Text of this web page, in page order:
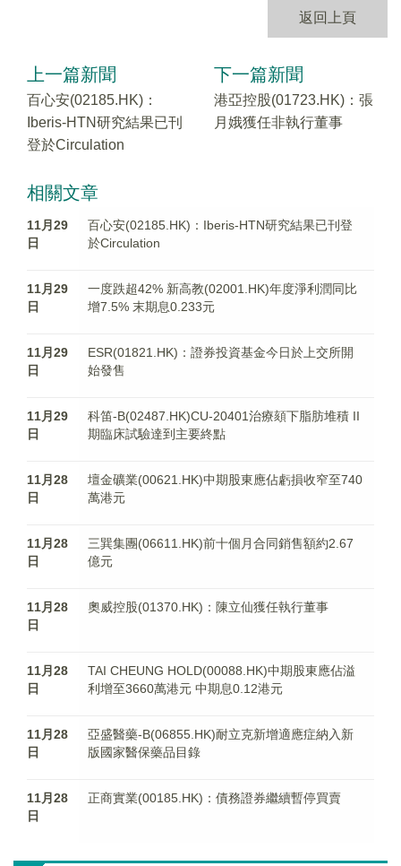
返回上頁
上一篇新聞
百心安(02185.HK)：
Iberis-HTN研究結果已刊
登於Circulation
下一篇新聞
港亞控股(01723.HK)：張
月娥獲任非執行董事
相關文章
11月29
日
百心安(02185.HK)：Iberis-HTN研究結果已刊登
於Circulation
11月29
日
一度跌超42% 新高教(02001.HK)年度淨利潤同比
增7.5% 末期息0.233元
11月29
日
ESR(01821.HK)：證券投資基金今日於上交所開
始發售
11月29
日
科笛-B(02487.HK)CU-20401治療頦下脂肪堆積 II
期臨床試驗達到主要終點
11月28
日
壇金礦業(00621.HK)中期股東應佔虧損收窄至740
萬港元
11月28
日
三巽集團(06611.HK)前十個月合同銷售額約2.67
億元
11月28
日
奧威控股(01370.HK)：陳立仙獲任執行董事
11月28
日
TAI CHEUNG HOLD(00088.HK)中期股東應佔溢
利增至3660萬港元 中期息0.12港元
11月28
日
亞盛醫藥-B(06855.HK)耐立克新增適應症納入新
版國家醫保藥品目錄
11月28
日
正商實業(00185.HK)：債務證券繼續暫停買賣